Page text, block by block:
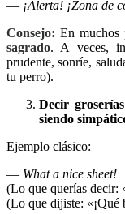
— ¡Alerta! ¡Zona de
Consejo: En muchos
sagrado. A veces,
prudente, sonríe,
tu perro).
Decir
siendo
Ejemplo clásico:
— What a nice sheet!
(Lo que querías decir:
(Lo que dijiste: «¡Qué